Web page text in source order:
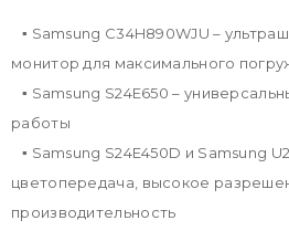
▪ Samsung C34H890WJU –
монитор для максимального
▪ Samsung S24Е650 –
работы
▪ Samsung S24Е450D и Samsung
цветопередача, высокое
производительность